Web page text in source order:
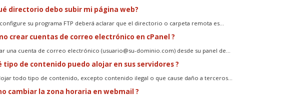
directorio debo subir mi página web?
su programa FTP deberá aclarar que el directorio o carpeta remota es...
crear cuentas de correo electrónico en cPanel ?
una cuenta de correo electrónico (usuario@su-dominio.com) desde su panel de...
tipo de contenido puedo alojar en sus servidores ?
todo tipo de contenido, excepto contenido ilegal o que cause daño a terceros...
cambiar la zona horaria en webmail ?